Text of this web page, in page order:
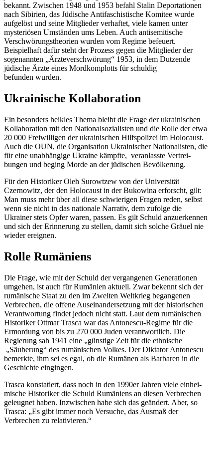
bekannt. Zwischen 1948 und 1953 befahl Stalin Depor­ta­tionen
nach Sibirien, das Jüdische Antifa­schis­tische Komitee wurde
aufgelöst und seine Mitglieder verhaftet, viele kamen unter
myste­riösen Umständen ums Leben. Auch antise­mi­tische
Verschwö­rungs­theorien wurden vom Regime befeuert.
Beispielhaft dafür steht der Prozess gegen die Mitglieder der
sogenannten „Ärzte­ver­schwörung“ 1953, in dem Dutzende
jüdische Ärzte eines Mordkom­plotts für schuldig
befunden wurden.
Ukrai­nische Kollaboration
Ein besonders heikles Thema bleibt die Frage der ukrai­ni­schen
Kolla­bo­ration mit den Natio­nal­so­zia­listen und die Rolle der etwa
20 000 Freiwil­ligen der ukrai­ni­schen Hilfs­po­lizei im Holocaust.
Auch die OUN, die Organi­sation Ukrai­ni­scher Natio­na­listen, die
für eine unabhängige Ukraine kämpfte, veran­lasste Vertrei­
bungen und beging Morde an der jüdischen Bevölkerung.
Für den Histo­riker Oleh Surowtzew von der Univer­sität
Czernowitz, der den Holocaust in der Bukowina erforscht, gilt:
Man muss mehr über all diese schwie­rigen Fragen reden, selbst
wenn sie nicht in das nationale Narrativ, dem zufolge die
Ukrainer stets Opfer waren, passen. Es gilt Schuld anzuer­kennen
und sich der Erinnerung zu stellen, damit sich solche Gräuel nie
wieder ereignen.
Rolle Rumäniens
Die Frage, wie mit der Schuld der vergan­genen Genera­tionen
umgehen, ist auch für Rumänien aktuell. Zwar bekennt sich der
rumänische Staat zu den im Zweiten Weltkrieg began­genen
Verbrechen, die offene Ausein­an­der­setzung mit der histo­ri­schen
Verant­wortung findet jedoch nicht statt. Laut dem rumäni­schen
Histo­riker Ottmar Trasca war das Antonescu-Regime für die
Ermordung von bis zu 270 000 Juden verant­wortlich. Die
Regierung sah 1941 eine „günstige Zeit für die ethnische
„Säuberung“ des rumäni­schen Volkes. Der Diktator Antonescu
bemerkte, ihm sei es egal, ob die Rumänen als Barbaren in die
Geschichte eingingen.
Trasca konsta­tiert, dass noch in den 1990er Jahren viele einhei­
mische Histo­riker die Schuld Rumäniens an diesen Verbrechen
geleugnet haben. Inzwi­schen habe sich das geändert. Aber, so
Trasca: „Es gibt immer noch Versuche, das Ausmaß der
Verbrechen zu relativieren.“